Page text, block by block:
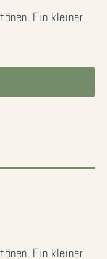
Ein kleiner
Ein kleiner